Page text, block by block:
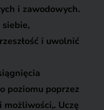
i zawodowych.
i uwolnić
poziomu poprzez
Uczę